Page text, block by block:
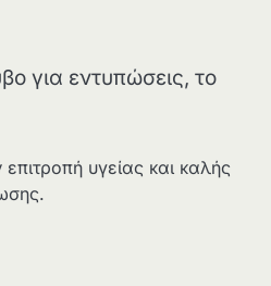
για εντυπώσεις, το
υγείας και καλής